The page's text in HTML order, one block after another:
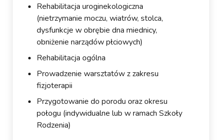
Rehabilitacja uroginekologiczna
(nietrzymanie moczu, wiatrów, stolca,
dysfunkcje w obrębie dna miednicy,
obniżenie narządów płciowych)
Rehabilitacja ogólna
Prowadzenie warsztatów z zakresu
fizjoterapii
Przygotowanie do porodu oraz okresu
połogu (indywidualne lub w ramach Szkoły
Rodzenia)